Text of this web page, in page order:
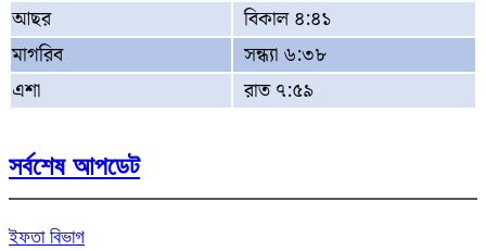
আছর
বিকাল ৪:৪১
মাগরিব
সন্ধ্যা ৬:৩৮
এশা
রাত ৭:৫৯
সর্বশেষ আপডেট
ইফতা বিভাগ